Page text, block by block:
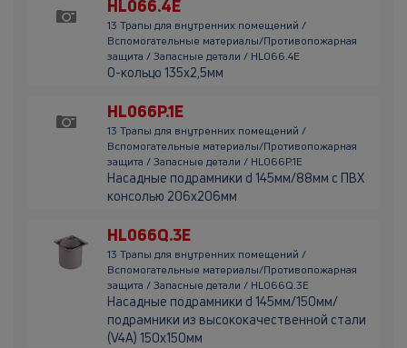
HL066.4E
13 Трапы для внутренних помещений /
Вспомогательные материалы/Противопожарная
защита / Запасные детали / HL066.4E
О-кольцо 135х2,5мм
HL066P.1E
13 Трапы для внутренних помещений /
Вспомогательные материалы/Противопожарная
защита / Запасные детали / HL066P.1E
Насадные подрамники d 145мм/88мм с ПВХ
консолью 206х206мм
HL066Q.3E
13 Трапы для внутренних помещений /
Вспомогательные материалы/Противопожарная
защита / Запасные детали / HL066Q.3E
Насадные подрамники d 145мм/150мм/
подрамники из высококачественной стали
(V4A) 150х150мм